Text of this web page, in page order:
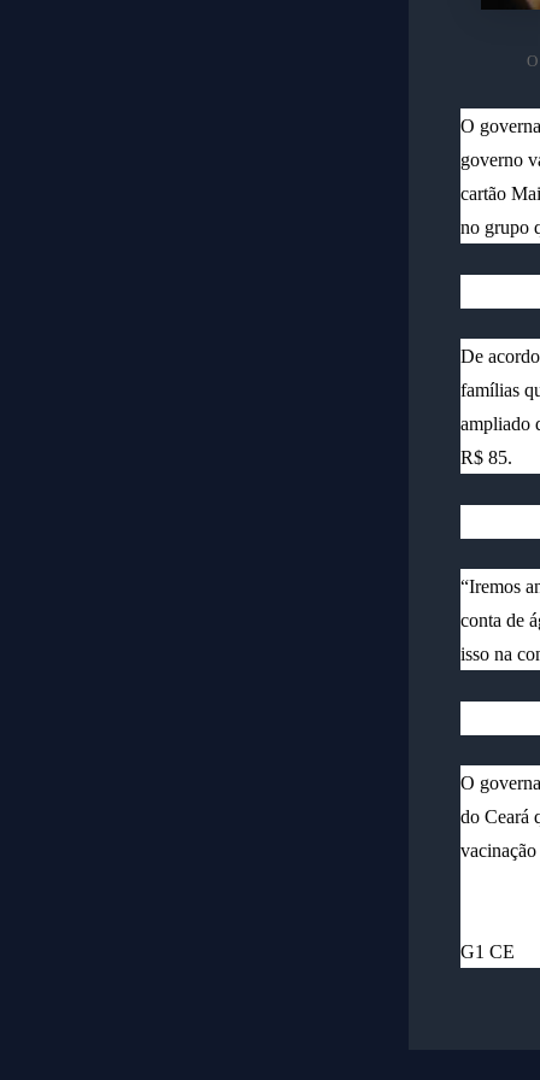
O
governo
cartão
no grupo
De
famílias
ampliado
R$ 85.
“Iremos
conta de
isso na
O
do Ceará
G1 CE